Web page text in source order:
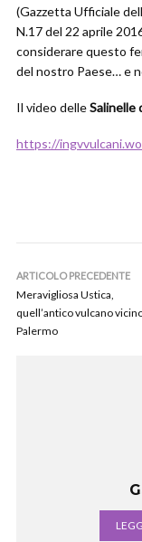
(Gazzetta Ufficiale
N.17 del 22 aprile
considerare questo
del nostro Paese… e
Il video delleSalinelle
https://
ARTICOLO PRECEDENTE
Meravigliosa Ustica,
quell’antico vulcano
Palermo